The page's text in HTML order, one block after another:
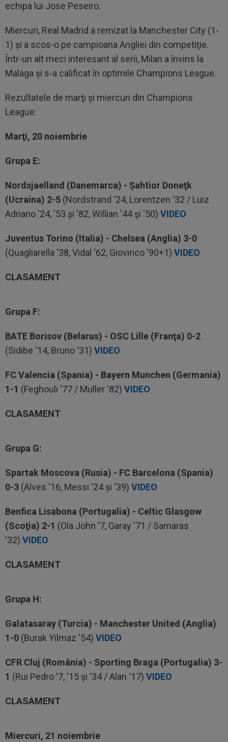
echipa lui Jose Peseiro.
Miercuri, Real Madrid a remizat la Manchester City (1-
1) şi a scos-o pe campioana Angliei din competiţie.
Într-un alt meci interesant al serii, Milan a învins la
Malaga şi s-a calificat în optimile Champions League.
Rezultatele de marţi şi miercuri din Champions
League:
Marţi, 20 noiembrie
Grupa E:
Nordsjaelland (Danemarca) - Şahtior Doneţk
(Ucraina) 2-5 (Nordstrand '24, Lorentzen '32 / Luiz
Adriano '24, '53 şi '82, Willian '44 şi '50) VIDEO
Juventus Torino (Italia) - Chelsea (Anglia) 3-0
(Quagliarella '38, Vidal '62, Giovinco '90+1) VIDEO
CLASAMENT
Grupa F:
BATE Borisov (Belarus) - OSC Lille (Franţa) 0-2
(Sidibe '14, Bruno '31) VIDEO
FC Valencia (Spania) - Bayern Munchen (Germania)
1-1 (Feghouli '77 / Muller '82) VIDEO
CLASAMENT
Grupa G:
Spartak Moscova (Rusia) - FC Barcelona (Spania)
0-3 (Alves '16, Messi '24 şi '39) VIDEO
Benfica Lisabona (Portugalia) - Celtic Glasgow
(Scoţia) 2-1 (Ola John '7, Garay '71 / Samaras
'32) VIDEO
CLASAMENT
Grupa H:
Galatasaray (Turcia) - Manchester United (Anglia)
1-0 (Burak Yilmaz '54) VIDEO
CFR Cluj (România) - Sporting Braga (Portugalia) 3-
1 (Rui Pedro '7, '15 şi '34 / Alan '17) VIDEO
CLASAMENT
Miercuri, 21 noiembrie